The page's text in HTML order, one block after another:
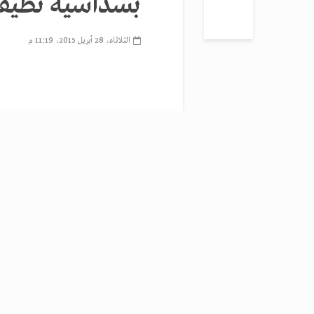
الثلاثاء، 28 أبريل 2015، 11:19 م